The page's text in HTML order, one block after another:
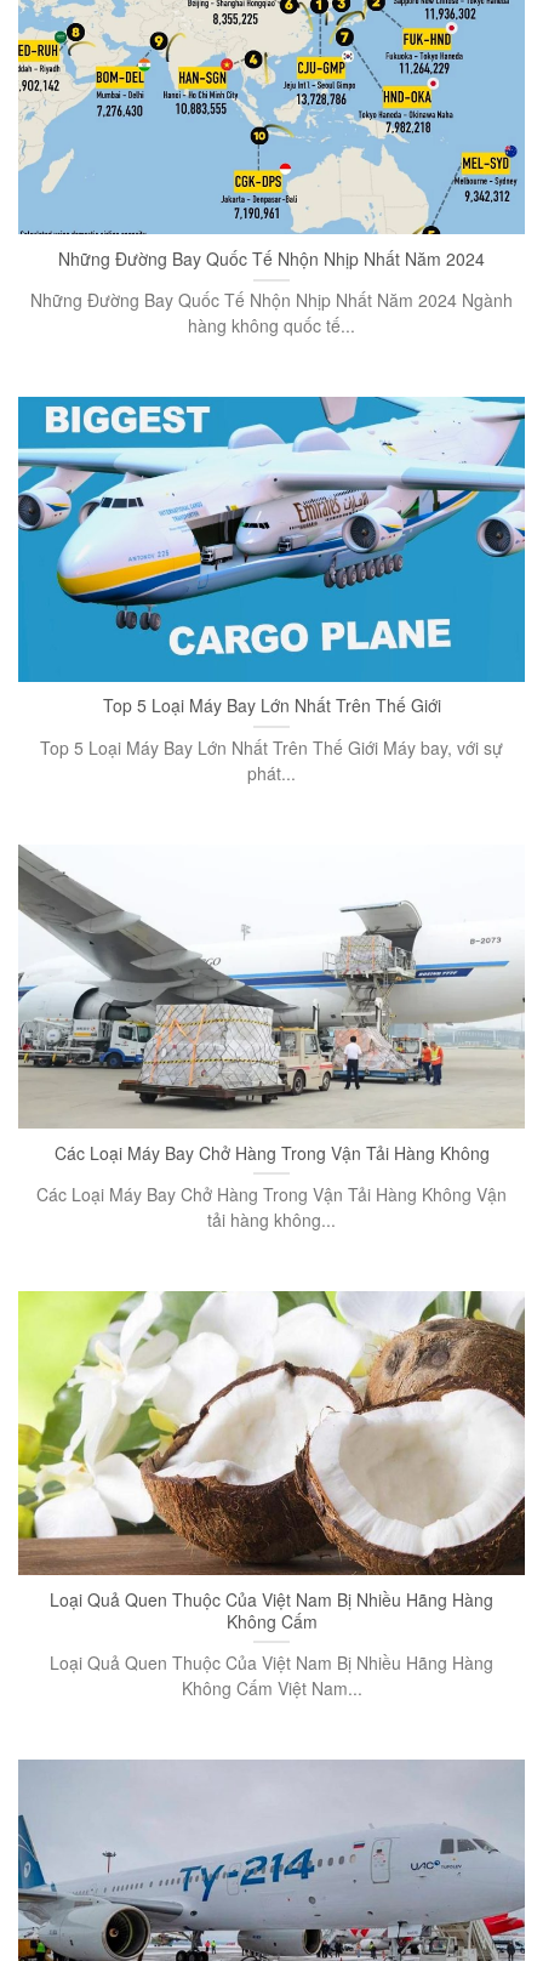
Những Đường Bay Quốc Tế Nhộn Nhịp Nhất Năm 2024
Những Đường Bay Quốc Tế Nhộn Nhịp Nhất Năm 2024 Ngành
hàng không quốc tế...
Top 5 Loại Máy Bay Lớn Nhất Trên Thế Giới
Top 5 Loại Máy Bay Lớn Nhất Trên Thế Giới Máy bay, với sự
phát...
Các Loại Máy Bay Chở Hàng Trong Vận Tải Hàng Không
Các Loại Máy Bay Chở Hàng Trong Vận Tải Hàng Không Vận
tải hàng không...
Loại Quả Quen Thuộc Của Việt Nam Bị Nhiều Hãng Hàng
Không Cấm
Loại Quả Quen Thuộc Của Việt Nam Bị Nhiều Hãng Hàng
Không Cấm Việt Nam...